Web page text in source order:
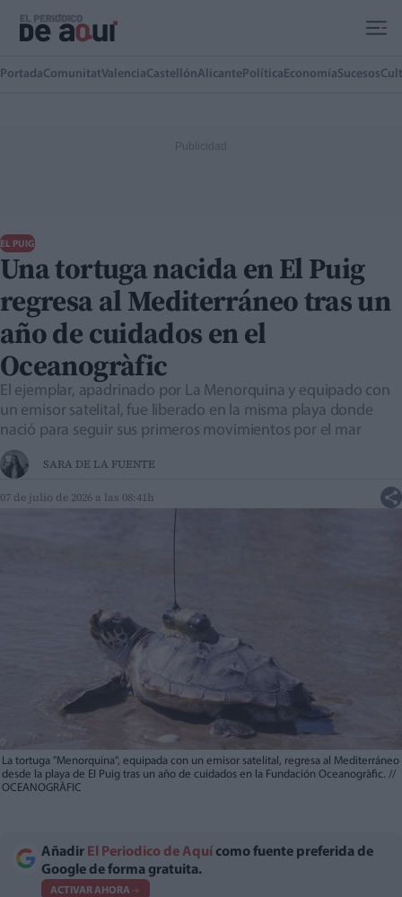
PortadaComunitatValenciaCastellónAlicante Política EconomíaSucesos
EL PUIG
Una tortuga nacida en El Puig
regresa al Mediterráneo tras un
año de cuidados en el
Oceanogràfic
El ejemplar, apadrinado por La Menorquina y equipado con
un emisor satelital, fue liberado en la misma playa donde
nació para seguir sus primeros movimientos por el mar
SARA DE LA FUENTE
07 de julio de 2026 a las 08:41h
La tortuga "Menorquina", equipada con un emisor satelital, regresa al Mediterráneo
desde la playa de El Puig tras un año de cuidados en la Fundación Oceanogràfic. //
OCEANOGRÀFIC
Añadir El Periodico de Aquí como fuente preferida de
Google de forma gratuita.
ACTIVAR AHORA